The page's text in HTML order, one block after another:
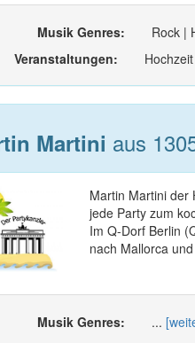
Musik Genres: Rock |
Veranstaltungen:
Martini aus
Martin Martini der
jede Party zum
Im Q-Dorf Berlin
nach Mallorca
Musik Genres: ...